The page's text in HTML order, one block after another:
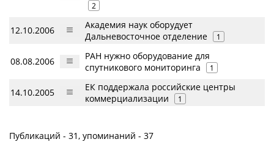
2
12.10.2006
Академия наук оборудует
Дальневосточное отделение
1
08.08.2006
РАН нужно оборудование для
спутникового мониторинга
1
14.10.2005
ЕК поддержала российские центры
коммерциализации
1
Публикаций - 31, упоминаний - 37